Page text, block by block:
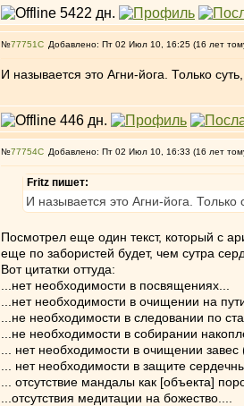
№77751 Добавлено: Пт 02 Июл 10, 16:25 (16 лет
И называется это Агни-йога. Только
№77754 Добавлено: Пт 02 Июл 10, 16:33 (16 лет
Fritz пишет:
И называется это Агни-йога. Только
Посмотрел еще один текст, который с
еще по забористей будет, чем сутра
Вот цитатки оттуда:
...нет необходимости в посвящениях...
...нет необходимости в очищении на
...не необходимости в следовании по
...не необходимости в собирании
... нет необходимости в очищении
... нет необходимости в защите
... отсутствие мандалы как [объекта]
...отсутствия медитации на божество....